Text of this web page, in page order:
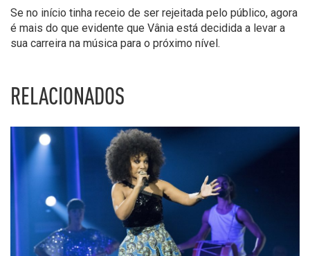
Se no início tinha receio de ser rejeitada pelo público, agora
é mais do que evidente que Vânia está decidida a levar a
sua carreira na música para o próximo nível.
RELACIONADOS